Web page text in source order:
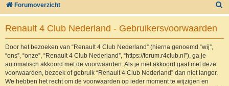
Forumoverzicht
o
Renault 4 Club Nederland - Gebruikersvoorwaarden
Door het bezoeken van “Renault 4 Club Nederland” (hierna genoemd “wij”,
“ons”, “onze”, “Renault 4 Club Nederland”, “https://forum.r4club.nl”), ga je
automatisch akkoord met de voorwaarden. Als je niet akkoord gaat met deze
voorwaarden, bezoek of gebruik “Renault 4 Club Nederland” dan niet langer.
We hebben het recht om de voorwaarden op ieder moment te wijzigen en